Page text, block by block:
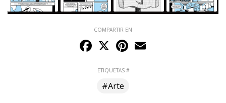
COMPARTIR EN
Facebook
X Pinterest
ETIQUETAS #
#Arte